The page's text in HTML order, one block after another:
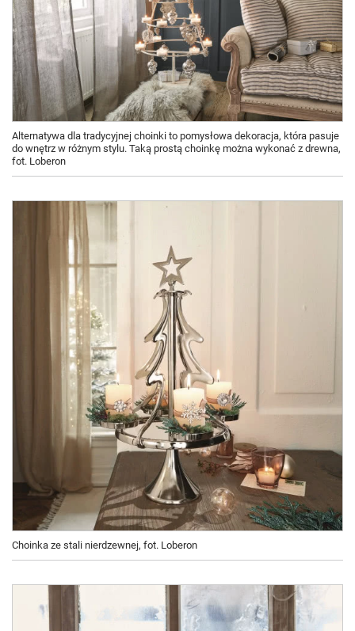
Alternatywa dla tradycyjnej choinki to pomysłowa dekoracja, która pasuje
do wnętrz w różnym stylu. Taką prostą choinkę można wykonać z drewna,
fot. Loberon
Choinka ze stali nierdzewnej, fot. Loberon